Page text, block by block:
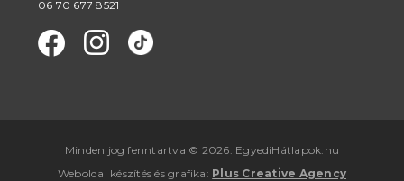
06 70 677 8521
Minden jog fenntartva © 2026. EgyediHátlapok.hu
Weboldal készítés ésgrafika : Plus Creative Agency